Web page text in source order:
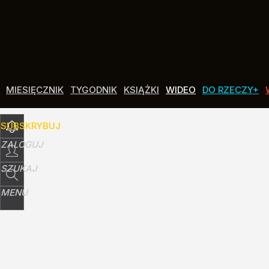
MIESIĘCZNIK TYGODNIK KSIĄŻKI WIDEO DO RZECZY+
SUBSKRYBUJ
ZALOGUJ
SZUKAJ
MENU